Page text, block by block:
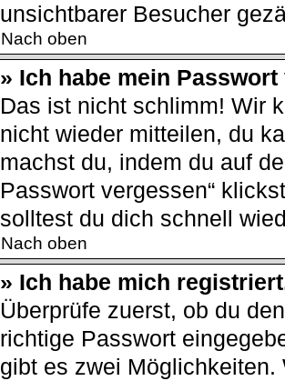
unsichtbarer Besucher
Nach oben
» Ich habe mein
Das ist nicht schlimm! Wir
nicht wieder mitteilen, du
machst du, indem du auf
Passwort vergessen“
solltest du dich schnell
Nach oben
» Ich habe mich
Überprüfe zuerst, ob du
richtige Passwort
gibt es zwei